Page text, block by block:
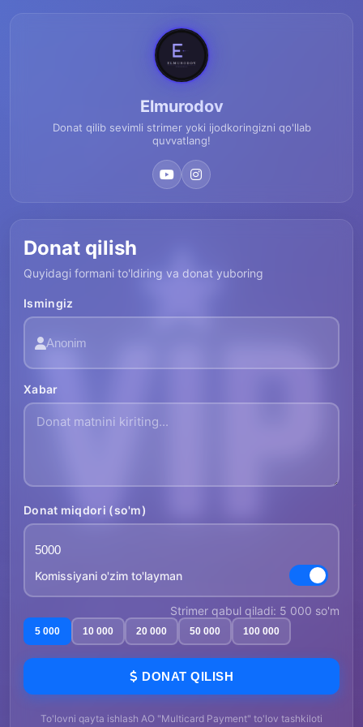
Elmurodov
Donat qilib sevimli strimer yoki ijodkoringizni qo'llab
quvvatlang!
Donat qilish
Quyidagi formani to'ldiring va donat yuboring
Ismingiz
Xabar
Donat miqdori (so'm)
Komissiyani o'zim to'layman
Strimer qabul qiladi: 5 000 so'm
5 000 10 000 20 000 50 000 100 000
DONAT QILISH
To'lovni qayta ishlash AO "Multicard Payment" to'lov tashkiloti